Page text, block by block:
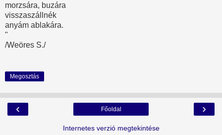
morzsára, buzára
visszaszállnék
anyám ablakára.
"
/Weöres S./
Megosztás
‹ ›
Főoldal
Internetes verzió megtekintése